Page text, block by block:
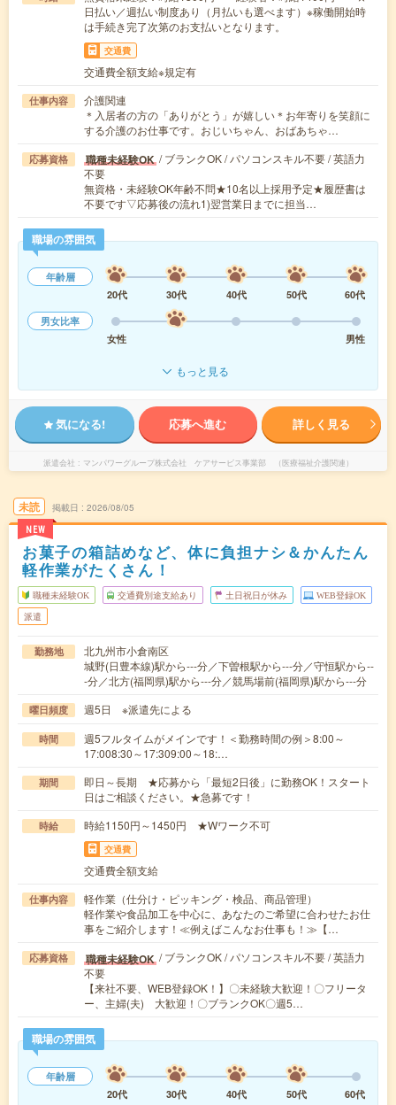
日払い／週払い制度あり（月払いも選べます）※稼働開始時
は手続き完了次第のお支払いとなります。
交通費
交通費全額支給※規定有
仕事内容
介護関連
＊入居者の方の「ありがとう」が嬉しい＊お年寄りを笑顔に
する介護のお仕事です。おじいちゃん、おばあちゃ…
応募資格 職種未経験OK / ブランクOK / パソコンスキル不要 / 英語力
不要
無資格・未経験OK年齢不問★10名以上採用予定★履歴書は
不要です▽応募後の流れ1)翌営業日までに担当…
職場の雰囲気
年齢層
20代
30代 40代 50代
60代
男女比率
女性
男性
もっと見る
気になる! 応募へ進む 詳しく見る
派遣会社 マンパワーグループ株式会社 ケアサービス事業部 （医療福祉介護関連）
未読
NEW
掲載日 2026/08/05
お菓子の箱詰めなど、体に負担ナシ＆かんたん
軽作業がたくさん！
職種未経験OK 交通費別途支給あり 土日祝日が休み WEB登録OK
派遣
勤務地
北九州市小倉南区
城野(日豊本線)駅から---分／下曽根駅から---分／守恒駅から--
-分／北方(福岡県)駅から---分／競馬場前(福岡県)駅から---分
曜日頻度 週5日 ※派遣先による
時間
週5フルタイムがメインです！＜勤務時間の例＞8:00～
17:008:30～17:309:00～18:…
期間
即日～長期 ★応募から「最短2日後」に勤務OK！スタート
日はご相談ください。★急募です！
時給 時給1150円～1450円 ★Wワーク不可
交通費
交通費全額支給
仕事内容
軽作業（仕分け・ピッキング・検品、商品管理）
軽作業や食品加工を中心に、あなたのご希望に合わせたお仕
事をご紹介します！≪例えばこんなお仕事も！≫【…
応募資格 職種未経験OK / ブランクOK / パソコンスキル不要 / 英語力
不要
【来社不要、WEB登録OK！】〇未経験大歓迎！〇フリータ
ー、主婦(夫) 大歓迎！〇ブランクOK〇週5…
職場の雰囲気
年齢層
20代
30代 40代 50代 60代